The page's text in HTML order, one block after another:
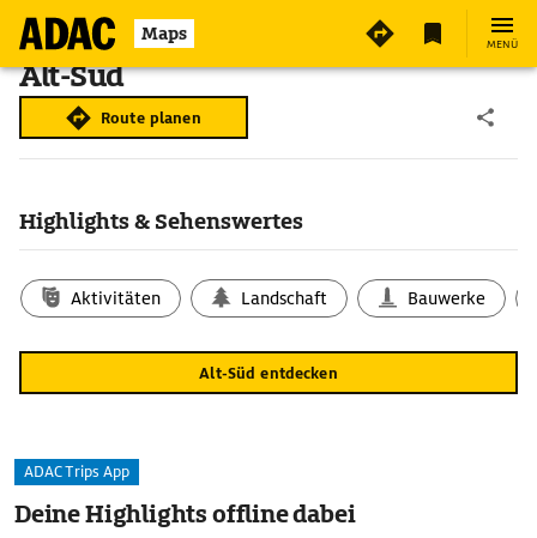
Maps MENÜ
Alt-Süd
Route planen
Highlights & Sehenswertes
Aktivitäten Landschaft Bauwerke
Alt-Süd entdecken
ADAC Trips App
Deine Highlights offline dabei